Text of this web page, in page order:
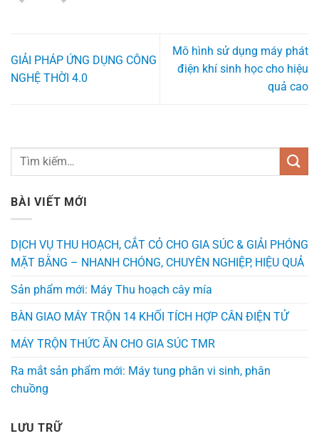
GIẢI PHÁP ỨNG DỤNG CÔNG
NGHỆ THỜI 4.0
Mô hình sử dụng máy phát
điện khí sinh học cho hiệu
quả cao
BÀI VIẾT MỚI
DỊCH VỤ THU HOẠCH, CẮT CỎ CHO GIA SÚC & GIẢI PHÓNG
MẶT BẰNG – NHANH CHÓNG, CHUYÊN NGHIỆP, HIỆU QUẢ
Sản phẩm mới: Máy Thu hoạch cây mía
BÀN GIAO MÁY TRỘN 14 KHỐI TÍCH HỢP CÂN ĐIỆN TỬ
MÁY TRỘN THỨC ĂN CHO GIA SÚC TMR
Ra mắt sản phẩm mới: Máy tung phân vi sinh, phân
chuồng
LƯU TRỮ